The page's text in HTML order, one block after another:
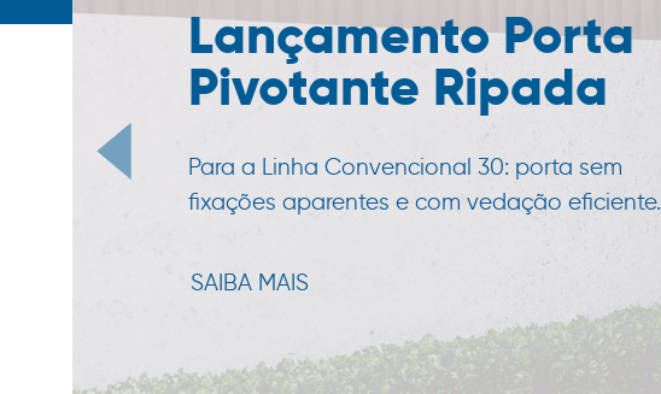
Lançamento Porta
Pivotante Ripada
Para a Linha Convencional 30: porta sem
fixações aparentes e com vedação eficiente.
SAIBA MAIS